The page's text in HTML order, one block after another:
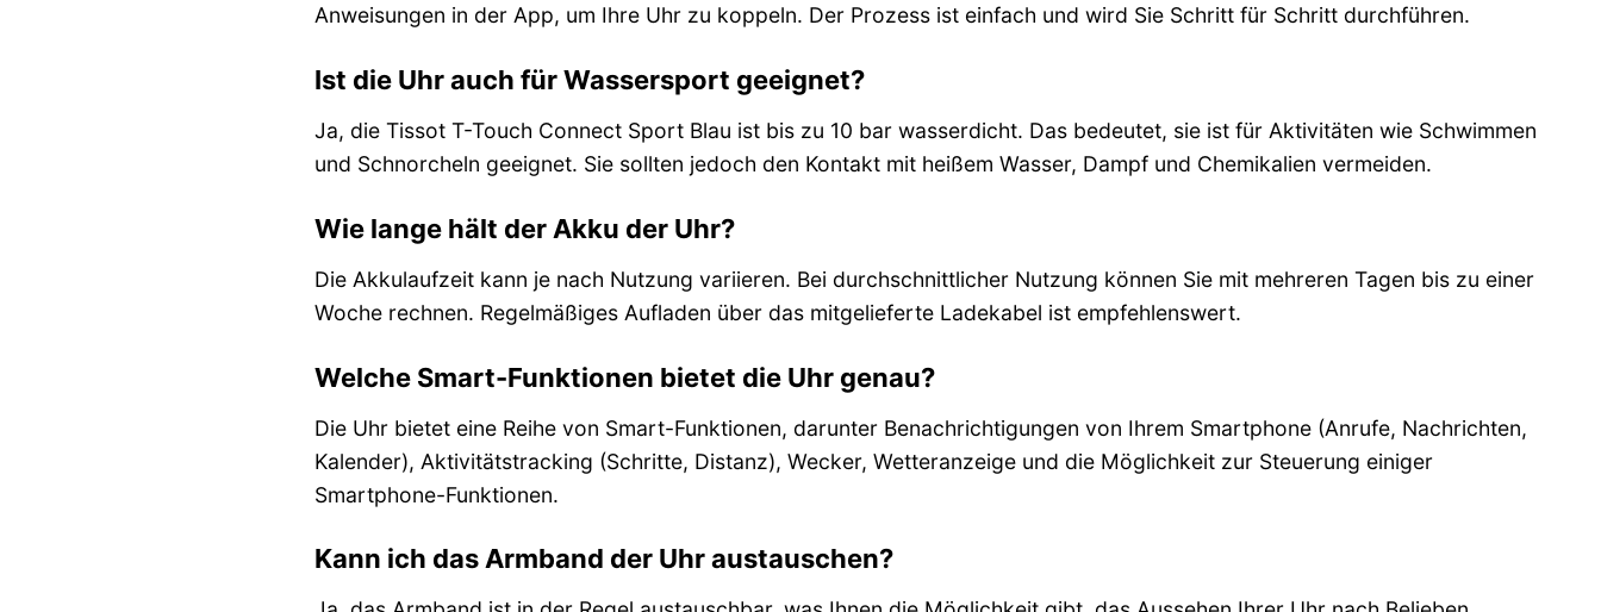
Anweisungen in der App, um Ihre Uhr zu koppeln. Der Prozess ist einfach und wird Sie Schritt für Schritt durchführen.
Ist die Uhr auch für Wassersport geeignet?
Ja, die Tissot T-Touch Connect Sport Blau ist bis zu 10 bar wasserdicht. Das bedeutet, sie ist für Aktivitäten wie Schwimmen
und Schnorcheln geeignet. Sie sollten jedoch den Kontakt mit heißem Wasser, Dampf und Chemikalien vermeiden.
Wie lange hält der Akku der Uhr?
Die Akkulaufzeit kann je nach Nutzung variieren. Bei durchschnittlicher Nutzung können Sie mit mehreren Tagen bis zu einer
Woche rechnen. Regelmäßiges Aufladen über das mitgelieferte Ladekabel ist empfehlenswert.
Welche Smart-Funktionen bietet die Uhr genau?
Die Uhr bietet eine Reihe von Smart-Funktionen, darunter Benachrichtigungen von Ihrem Smartphone (Anrufe, Nachrichten,
Kalender), Aktivitätstracking (Schritte, Distanz), Wecker, Wetteranzeige und die Möglichkeit zur Steuerung einiger
Smartphone-Funktionen.
Kann ich das Armband der Uhr austauschen?